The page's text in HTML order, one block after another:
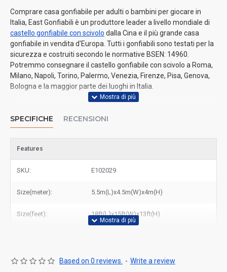
Comprare casa gonfiabile per adulti o bambini per giocare in
Italia, East Gonfiabili è un produttore leader a livello mondiale di
castello gonfiabile con scivolo dalla Cina e il più grande casa
gonfiabile in vendita d'Europa. Tutti i gonfiabili sono testati per la
sicurezza e costruiti secondo le normative BSEN: 14960.
Potremmo consegnare il castello gonfiabile con scivolo a Roma,
Milano, Napoli, Torino, Palermo, Venezia, Firenze, Pisa, Genova,
Bologna e la maggior parte dei luoghi in Italia.
SPECIFICHE RECENSIONI
Features
SKU: E102029
Size(meter): 5.5m(L)x4.5m(W)x4m(H)
Size(feet): 18ft(L)x15ft(W)x13ft(H)
Based on 0 reviews. - Write a review